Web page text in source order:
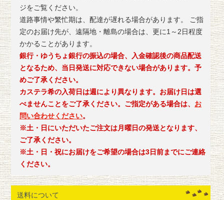
ジをご覧ください。
道路事情や繁忙期は、配達が遅れる場合があります。 ご指
定のお届け先が、遠隔地・離島の場合は、更に1～2日程度
かかることがあります。
銀行・ゆうちょ銀行の振込の場合、入金確認後の商品配送
となるため、当日発送に対応できない場合があります。予
めご了承ください。
カステラ希の入荷日は週により異なります。お届け日は選
べませんことをご了承ください。ご指定がある場合は、 お
問い合わせください。
※土・日にいただいたご注文は月曜日の発送となります、
ご了承ください。
※土・日・祝にお届けをご希望の場合は3日前までにご連絡
ください。
送料について